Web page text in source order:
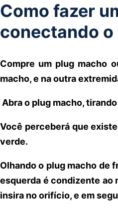
Como fazer
conectando o
Compre um plug macho
macho, e na outra
Abra o plug macho,
Você perceberá que
verde.
Olhando o plug macho de
esquerda é condizente ao
insira no orifício, e em